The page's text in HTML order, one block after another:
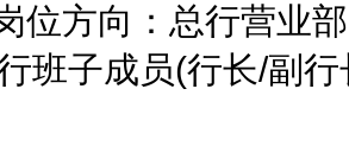
方向：总行营业部
班子成员(行长/副